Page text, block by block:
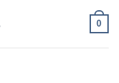
0